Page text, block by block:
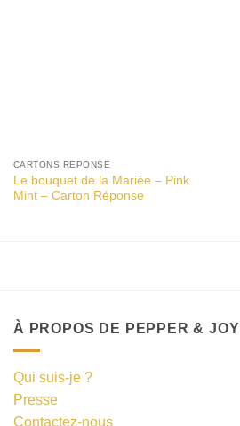
CARTONS RÉPONSE
Le bouquet de la Mariée – Pink
Mint – Carton Réponse
À PROPOS DE PEPPER & JOY
Qui suis-je ?
Presse
Contactez-nous